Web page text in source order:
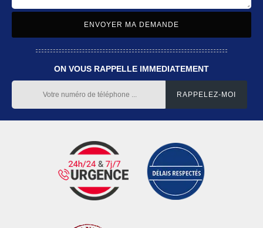
ON VOUS RAPPELLE IMMEDIATEMENT